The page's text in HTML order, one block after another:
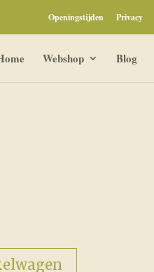
Openingstijden Privacy
Webshop Blog